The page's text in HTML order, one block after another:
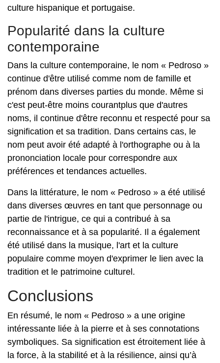
culture hispanique et portugaise.
Popularité dans la culture
contemporaine
Dans la culture contemporaine, le nom « Pedroso »
continue d'être utilisé comme nom de famille et
prénom dans diverses parties du monde. Même si
c'est peut-être moins courantplus que d'autres
noms, il continue d'être reconnu et respecté pour sa
signification et sa tradition. Dans certains cas, le
nom peut avoir été adapté à l'orthographe ou à la
prononciation locale pour correspondre aux
préférences et tendances actuelles.
Dans la littérature, le nom « Pedroso » a été utilisé
dans diverses œuvres en tant que personnage ou
partie de l'intrigue, ce qui a contribué à sa
reconnaissance et à sa popularité. Il a également
été utilisé dans la musique, l'art et la culture
populaire comme moyen d'exprimer le lien avec la
tradition et le patrimoine culturel.
Conclusions
En résumé, le nom « Pedroso » a une origine
intéressante liée à la pierre et à ses connotations
symboliques. Sa signification est étroitement liée à
la force, à la stabilité et à la résilience, ainsi qu’à